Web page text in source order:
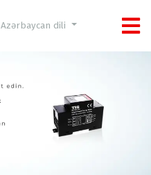
Azərbaycan dili